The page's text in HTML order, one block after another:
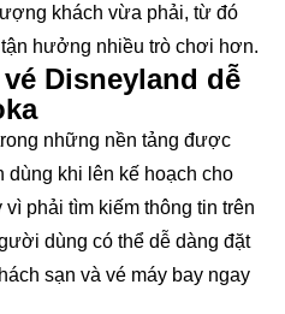
khách vừa phải, từ đó
hưởng nhiều trò chơi hơn.
Disneyland dễ
những nền tảng được
dùng khi lên kế hoạch cho
phải tìm kiếm thông tin trên
dùng có thể dễ dàng đặt
sạn và vé máy bay ngay